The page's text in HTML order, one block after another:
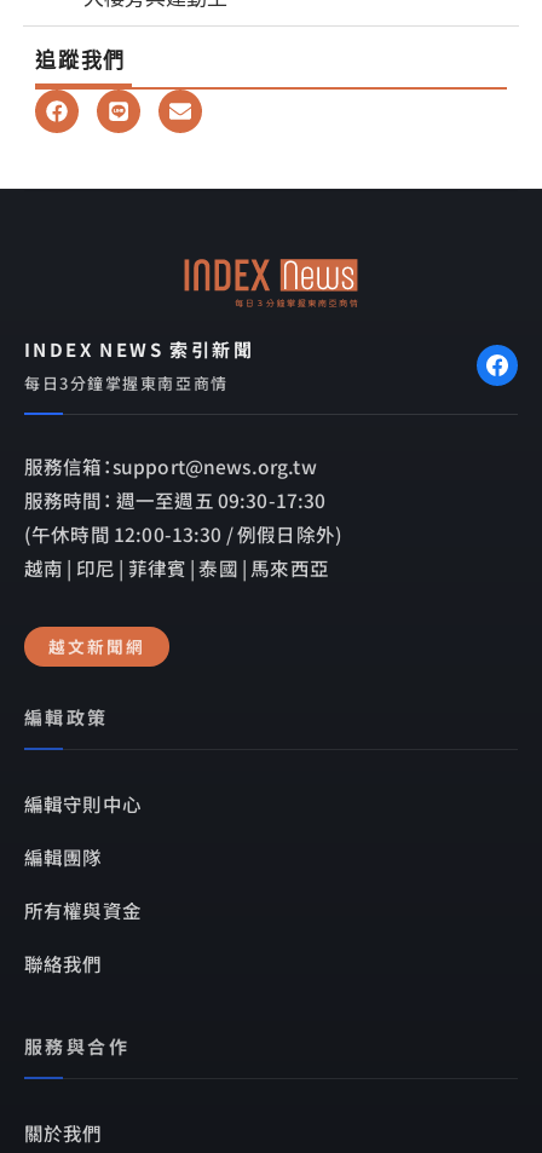
追蹤我們
F
a
b
L
i
E
n
l
INDEX NEWS 索引新聞
每日3分鐘掌握東南亞商情
服務信箱：support@news.org.tw
服務時間： 週一至週五 09:30-17:30
(午休時間 12:00-13:30 / 例假日除外)
越南 | 印尼 | 菲律賓 | 泰國 | 馬來西亞
越文新聞網
編輯政策
編輯守則中心
編輯團隊
所有權與資金
聯絡我們
服務與合作
關於我們